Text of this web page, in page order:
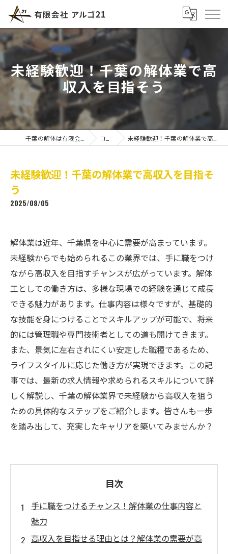
未経験歓迎！千葉の解体業で高
収入を目指そう
コラム 未経験歓迎！千葉の解体業で高収入を目指そう
未経験歓迎！千葉の解体業で高収入を目指そ
う
2025/08/05
解体業は近年、千葉県を中心に需要が高まっています。
未経験からでも始められるこの業界では、手に職をつけ
ながら高収入を目指すチャンスが広がっています。解体
工としての働き方は、多様な現場での経験を通じて成長
できる魅力があります。仕事内容は様々ですが、基礎的
な技能を身につけることでスキルアップが可能で、将来
的には管理職や専門技術者としての道も開けてきます。
また、景気に左右されにくい安定した職種であるため、
ライフスタイルに応じた働き方が実現できます。この記
事では、最新の求人情報や求められるスキルについて詳
しく解説し、千葉の解体業界で未経験から高収入を狙う
ための具体的なステップをご紹介します。皆さんも一歩
を踏み出して、充実したキャリアを築いてみませんか？
目次
手に職をつけるチャンス！解体業の仕事内容と
魅力
高収入を目指せる理由とは？解体業の需要が高